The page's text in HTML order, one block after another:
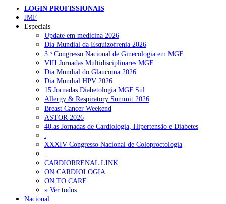
LOGIN PROFISSIONAIS
JMF
Especiais
Update em medicina 2026
Dia Mundial da Esquizofrenia 2026
3.ᵒ Congresso Nacional de Ginecologia em MGF
VIII Jornadas Multidisciplinares MGF
Dia Mundial do Glaucoma 2026
Dia Mundial HPV 2026
15 Jornadas Diabetologia MGF Sul
Allergy & Respiratory Summit 2026
Breast Cancer Weekend
ASTOR 2026
40.as Jornadas de Cardiologia, Hipertensão e Diabetes
.
XXXIV Congresso Nacional de Coloproctologia
.
CARDIORRENAL LINK
ON CARDIOLOGIA
ON TO CARE
» Ver todos
Nacional